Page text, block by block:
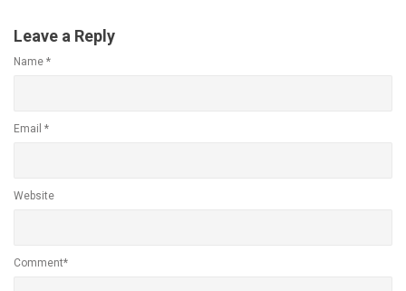
Leave a Reply
Name *
Email *
Website
Comment*